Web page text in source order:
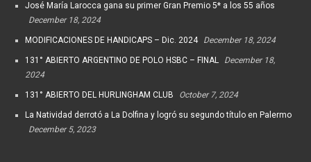
José María Larocca gana su primer Gran Premio 5* a los 55 años
December 18, 2024
MODIFICACIONES DE HANDICAPS – Dic. 2024 December 18, 2024
131° ABIERTO ARGENTINO DE POLO HSBC – FINAL
December 18,
2024
131° ABIERTO DEL HURLINGHAM CLUB October 7, 2024
La Natividad derrotó a La Dolfina y logró su segundo título en Palermo
December 5, 2023